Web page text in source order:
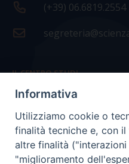
(+39) 06.6819.2554
IL CENTRO STUDI
La nostra storia
Statuto
Presidenza e ufficio
Informativa
Utilizziamo cookie o
finalità tecniche e, con
altre finalità
"miglioramento